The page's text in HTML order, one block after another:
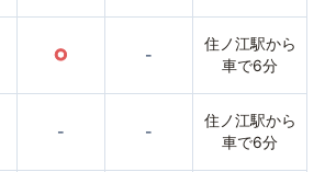
○ -
住ノ江駅から
車で6分
- -
住ノ江駅から
車で6分